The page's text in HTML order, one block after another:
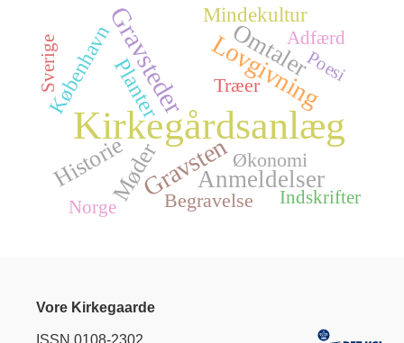
Kirkegårdsanlæg
Gravsteder Lovgivning
Gravsten
Omtaler
Anmeldelser
Møder
Historie
Planter
København
Mindekultur
Begravelse
Træer
Økonomi
Indskrifter
Sverige Adfærd
Poesi
Norge
Vore Kirkegaarde
ISSN 0108-2302